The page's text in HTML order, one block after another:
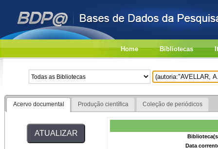
Home Bibliotecas
Acervo documental Produção científica Coleção de periódicos
Data